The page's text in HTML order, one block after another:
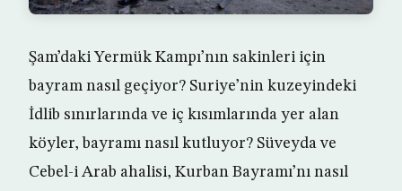
Şam’daki Yermük Kampı’nın sakinleri için
bayram nasıl geçiyor? Suriye’nin kuzeyindeki
İdlib sınırlarında ve iç kısımlarında yer alan
köyler, bayramı nasıl kutluyor? Süveyda ve
Cebel-i Arab ahalisi, Kurban Bayramı’nı nasıl